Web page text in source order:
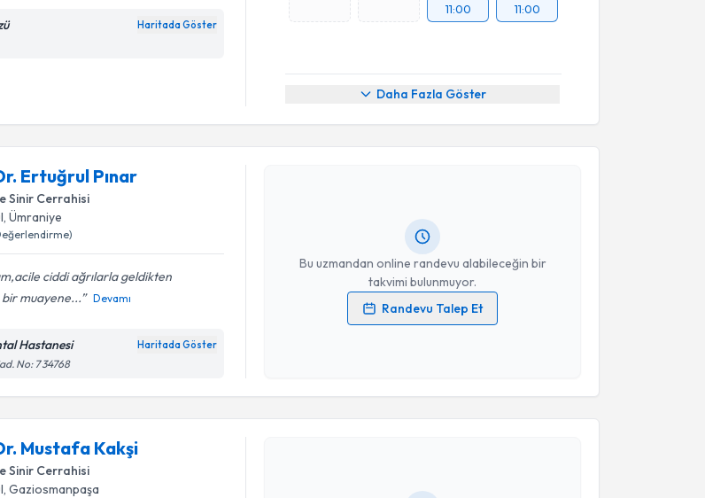
Haritada Göster
11:00
11:00
Daha Fazla Göster
Ertuğrul Pınar
Sinir Cerrahisi
, Ümraniye
ciddi ağrılarla geldikten
muayene...
Devamı
Hastanesi Haritada Göster
No: 7 34768
Bu uzmandan online randevu alabileceğin bir
takvimi bulunmuyor.
Randevu Talep Et
Randevu Takvimi Talebi
Op. Dr. Ertuğrul Pınar
Kişisel verilerimin işlenmesine ilişkinAydınlatma Metni
Takvim Talebini Gönder
Mustafa Kakşi
Sinir Cerrahisi
, Gaziosmanpaşa
Randevu Takvimi Talebi
Op. Dr. Mustafa Kakşi